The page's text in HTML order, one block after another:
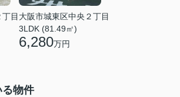
目 大阪市城東区中央２丁目
3LDK (81.49㎡)
6,280万円
る物件